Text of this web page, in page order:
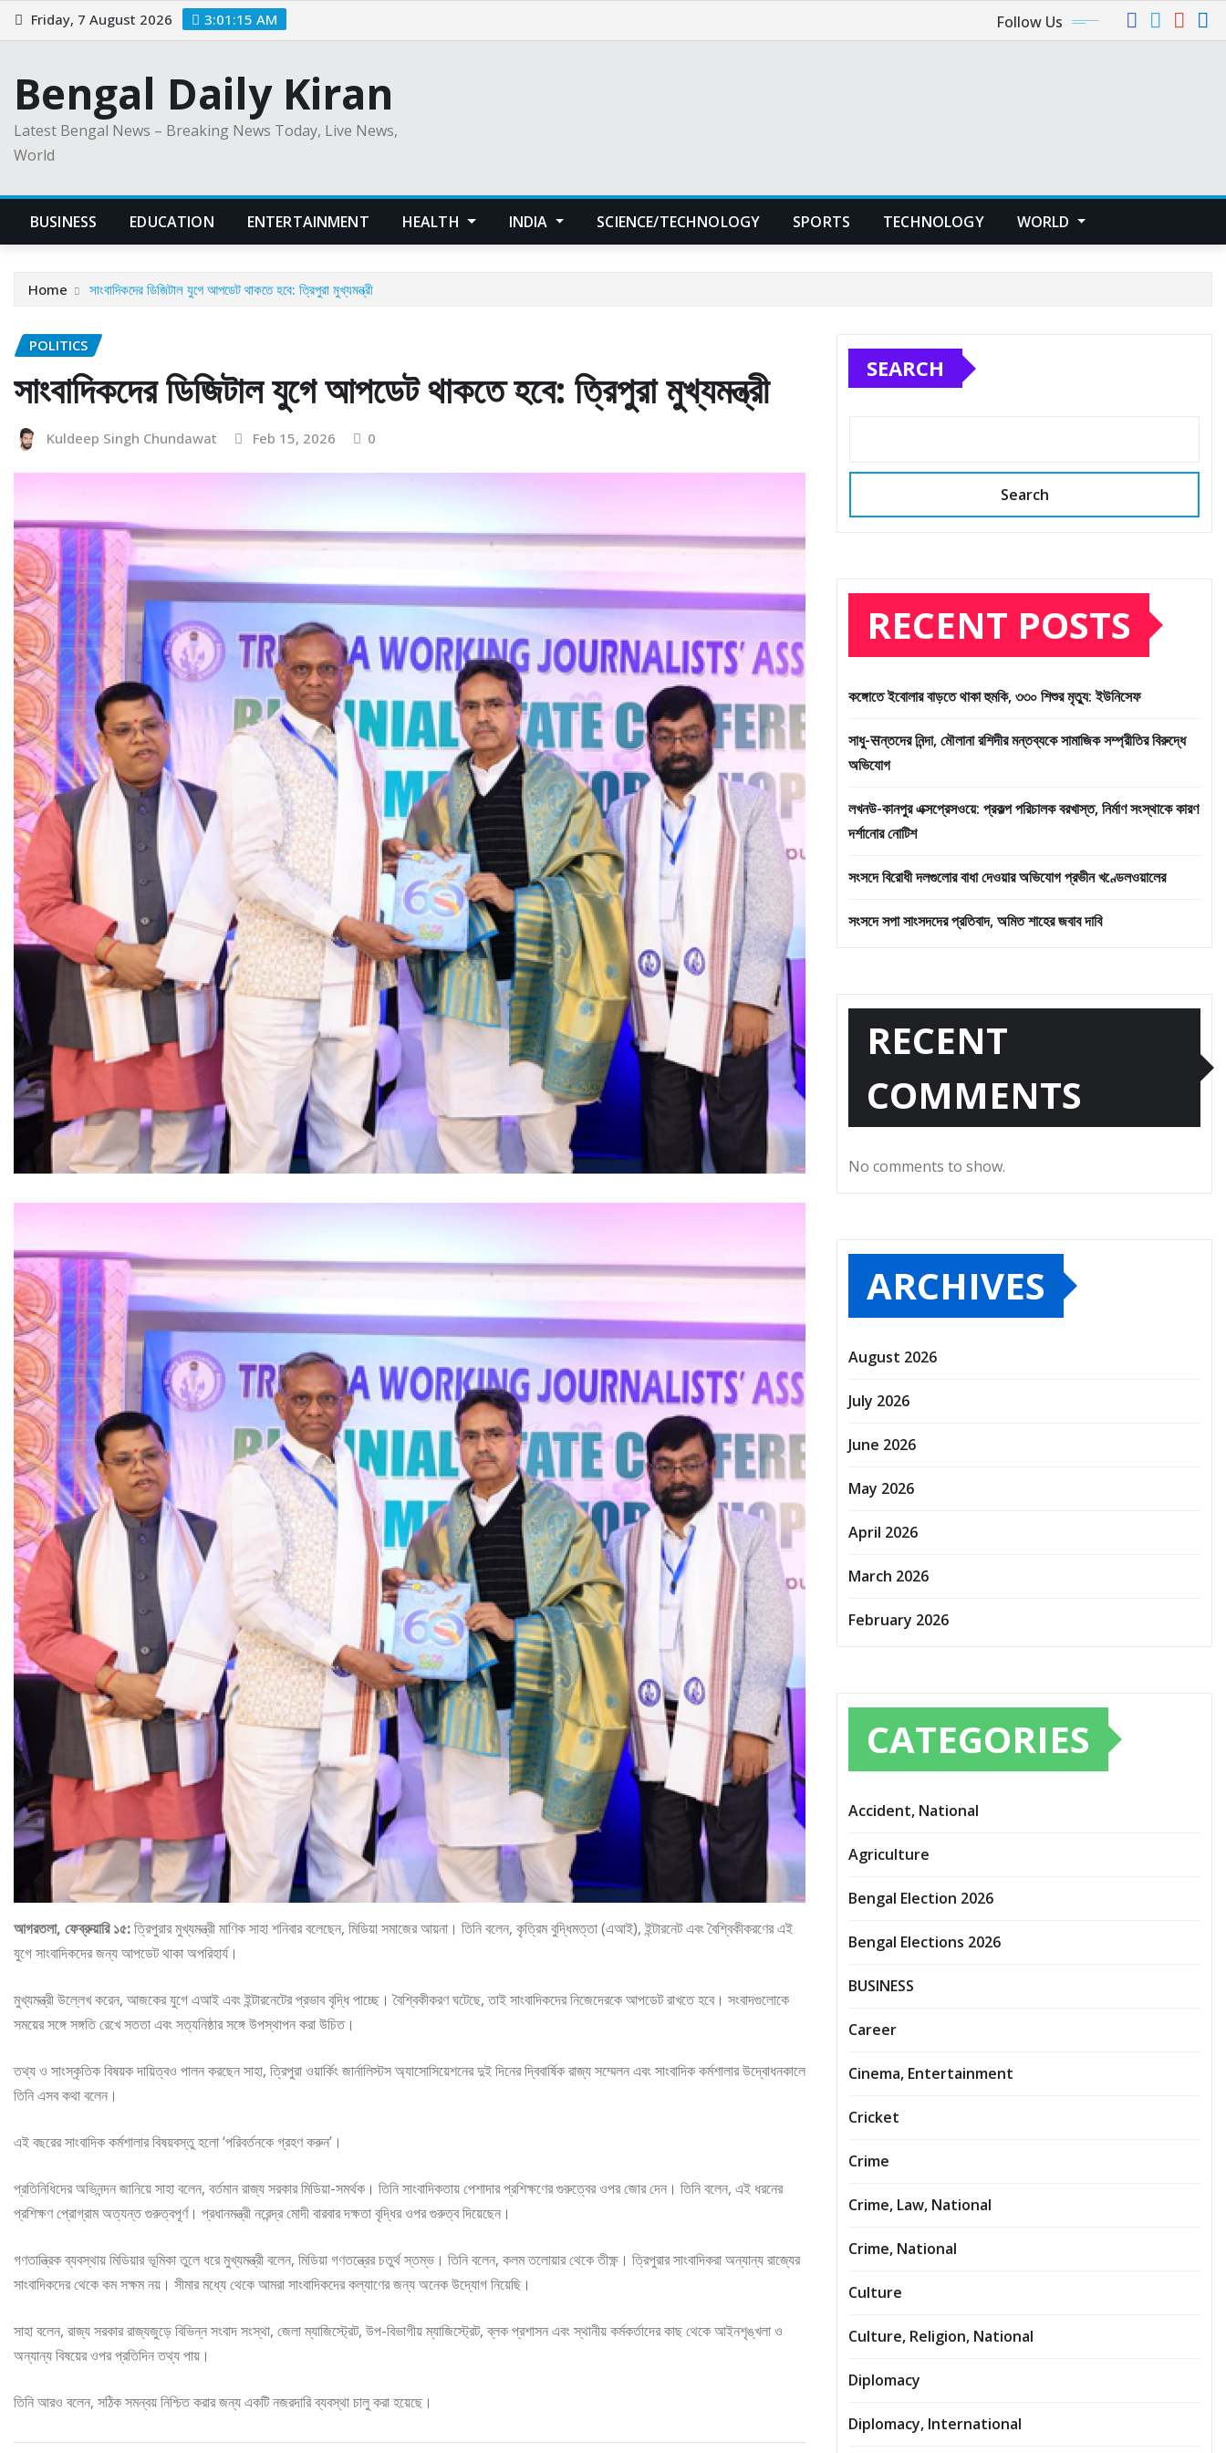
Skip
to
Friday, 7 August 2026 3:01:16 AM Follow Us
Bengal Daily Kiran
Latest Bengal News – Breaking News Today, Live News,
World
BUSINESS EDUCATION ENTERTAINMENT HEALTH INDIA SCIENCE/TECHNOLOGY SPORTS TECHNOLOGY WORLD
Home সাংবাদিকদের ডিজিটাল যুগে আপডেট থাকতে হবে: ত্রিপুরা মুখ্যমন্ত্রী
POLITICS
সাংবাদিকদের ডিজিটাল যুগে আপডেট থাকতে হবে: ত্রিপুরা মুখ্যমন্ত্রী
Kuldeep Singh Chundawat Feb 15, 2026 0
আগরতলা, ফেব্রুয়ারি ১৫:ত্রিপুরার মুখ্যমন্ত্রী মাণিক সাহা শনিবার বলেছেন, মিডিয়া সমাজের আয়না। তিনি বলেন, কৃত্রিম বুদ্ধিমত্তা (এআই), ইন্টারনেট এবং বৈশ্বিকীকরণের এই
যুগে সাংবাদিকদের জন্য আপডেট থাকা অপরিহার্য।
মুখ্যমন্ত্রী উল্লেখ করেন, আজকের যুগে এআই এবং ইন্টারনেটের প্রভাব বৃদ্ধি পাচ্ছে। বৈশ্বিকীকরণ ঘটেছে, তাই সাংবাদিকদের নিজেদেরকে আপডেট রাখতে হবে। সংবাদগুলোকে
সময়ের সঙ্গে সঙ্গতি রেখে সততা এবং সত্যনিষ্ঠার সঙ্গে উপস্থাপন করা উচিত।
তথ্য ও সাংস্কৃতিক বিষয়ক দায়িত্বও পালন করছেন সাহা, ত্রিপুরা ওয়ার্কিং জার্নালিস্টস অ্যাসোসিয়েশনের দুই দিনের দ্বিবার্ষিক রাজ্য সম্মেলন এবং সাংবাদিক কর্মশালার উদ্বোধনকালে
তিনি এসব কথা বলেন।
এই বছরের সাংবাদিক কর্মশালার বিষয়বস্তু হলো ‘পরিবর্তনকে গ্রহণ করুন’।
প্রতিনিধিদের অভিনন্দন জানিয়ে সাহা বলেন, বর্তমান রাজ্য সরকার মিডিয়া-সমর্থক। তিনি সাংবাদিকতায় পেশাদার প্রশিক্ষণের গুরুত্বের ওপর জোর দেন। তিনি বলেন, এই ধরনের
প্রশিক্ষণ প্রোগ্রাম অত্যন্ত গুরুত্বপূর্ণ। প্রধানমন্ত্রী নরেন্দ্র মোদী বারবার দক্ষতা বৃদ্ধির ওপর গুরুত্ব দিয়েছেন।
গণতান্ত্রিক ব্যবস্থায় মিডিয়ার ভূমিকা তুলে ধরে মুখ্যমন্ত্রী বলেন, মিডিয়া গণতন্ত্রের চতুর্থ স্তম্ভ। তিনি বলেন, কলম তলোয়ার থেকে তীক্ষ্ণ। ত্রিপুরার সাংবাদিকরা অন্যান্য রাজ্যের
সাংবাদিকদের থেকে কম সক্ষম নয়। সীমার মধ্যে থেকে আমরা সাংবাদিকদের কল্যাণের জন্য অনেক উদ্যোগ নিয়েছি।
সাহা বলেন, রাজ্য সরকার রাজ্যজুড়ে বিভিন্ন সংবাদ সংস্থা, জেলা ম্যাজিস্ট্রেট, উপ-বিভাগীয় ম্যাজিস্ট্রেট, ব্লক প্রশাসন এবং স্থানীয় কর্মকর্তাদের কাছ থেকে আইনশৃঙ্খলা ও
অন্যান্য বিষয়ের ওপর প্রতিদিন তথ্য পায়।
তিনি আরও বলেন, সঠিক সমন্বয় নিশ্চিত করার জন্য একটি নজরদারি ব্যবস্থা চালু করা হয়েছে।
SEARCH
Search
RECENT POSTS
কঙ্গোতে ইবোলার বাড়তে থাকা হুমকি, ৩৩০ শিশুর মৃত্যু: ইউনিসেফ
সাধু-सন্তদের নিন্দা, মৌলানা রশিদীর মন্তব্যকে সামাজিক সম্প্রীতির বিরুদ্ধে
অভিযোগ
লখনউ-কানপুর এক্সপ্রেসওয়ে: প্রকল্প পরিচালক বরখাস্ত, নির্মাণ সংস্থাকে কারণ
দর্শানোর নোটিশ
সংসদে বিরোধী দলগুলোর বাধা দেওয়ার অভিযোগ প্রভীন খণ্ডেলওয়ালের
সংসদে সপা সাংসদদের প্রতিবাদ, অমিত শাহের জবাব দাবি
RECENT
COMMENTS
No comments to show.
ARCHIVES
August 2026
July 2026
June 2026
May 2026
April 2026
March 2026
February 2026
CATEGORIES
Accident, National
Agriculture
Bengal Election 2026
Bengal Elections 2026
BUSINESS
Career
Cinema, Entertainment
Cricket
Crime
Crime, Law, National
Crime, National
Culture
Culture, Religion, National
Diplomacy
Diplomacy, International